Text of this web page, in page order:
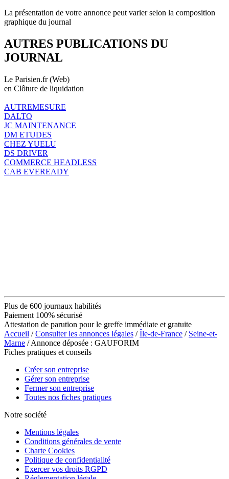
La présentation de votre annonce peut varier selon la composition
graphique du journal
AUTRES PUBLICATIONS DU
JOURNAL
Le Parisien.fr (Web)
en Clôture de liquidation
AUTREMESURE
DALTO
JC MAINTENANCE
DM ETUDES
CHEZ YUELU
DS DRIVER
COMMERCE HEADLESS
CAB EVEREADY
Plus de 600 journaux habilités
Paiement 100% sécurisé
Attestation de parution pour le greffe immédiate et gratuite
Accueil /Consulter les annonces légales /Île-de-France / Seine-et-
Marne / Annonce déposée : GAUFORIM
Fiches pratiques et conseils
Créer son entreprise
Gérer son entreprise
Fermer son entreprise
Toutes nos fiches pratiques
Notre société
Mentions légales
Conditions générales de vente
Charte Cookies
Politique de confidentialité
Exercer vos droits RGPD